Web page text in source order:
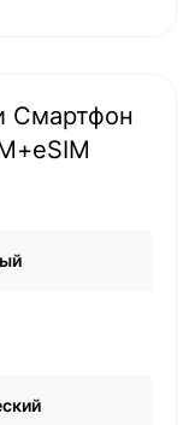
Смартфон